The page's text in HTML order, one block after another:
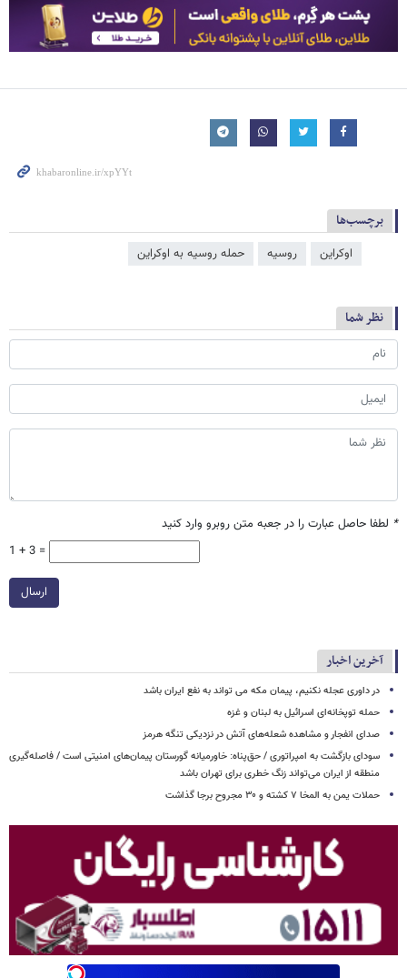
برچسب‌ها
اوکراین روسیه حمله روسیه به اوکراین
نظر شما
* لطفا حاصل عبارت را در جعبه متن روبرو وارد کنید
1 + 3 =
ارسال
آخرین اخبار
در داوری عجله نکنیم، پیمان مکه می تواند به نفع ایران باشد
حمله توپخانه‌ای اسرائیل به لبنان و غزه
صدای انفجار و مشاهده شعله‌های آتش در نزدیکی تنگه هرمز
سودای بازگشت به امپراتوری / حق‌پناه: خاورمیانه گورستان پیمان‌های امنیتی است / فاصله‌گیری
منطقه از ایران می‌تواند زنگ خطری برای تهران باشد
حملات یمن به المخا ۷ کشته و ۳۰ مجروح برجا گذاشت